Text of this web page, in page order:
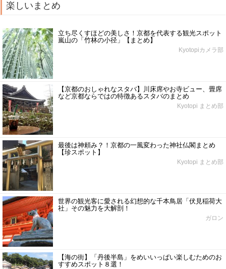
楽しいまとめ
立ち尽くすほどの美しさ！京都を代表する観光スポット
嵐山の「竹林の小径」【まとめ】
Kyotopiカメラ部
【京都のおしゃれなスタバ】川床席やお寺ビュー、畳席
など京都ならではの特徴あるスタバのまとめ
Kyotopi まとめ部
最後は神頼み？！京都の一風変わった神社仏閣まとめ
【珍スポット】
Kyotopi まとめ部
世界の観光客に愛される幻想的な千本鳥居「伏見稲荷大
社」その魅力を大解剖！
ガロン
【海の街】「丹後半島」をめいいっぱい楽しむためのお
すすめスポット８選！